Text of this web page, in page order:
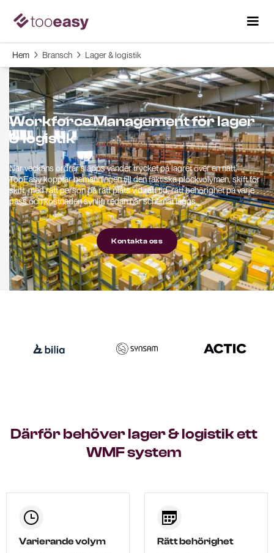
Hem  Bransch  Lager & logistik
Workforce Management för lager
& logistik
När veckans ordrar släpps vänder trycket på lagret över en natt.
TooEasy kopplar bemanningen till den faktiska plockvolymen, skift för
skift, med rätt person på rätt plats vid rätt tid, rätt behörighet på varje
pass och kostnaden synlig redan när schemat läggs.
Kontakta oss
Därför behöver lager & logistik ett
WMF system
Varierande volym Rätt behörighet